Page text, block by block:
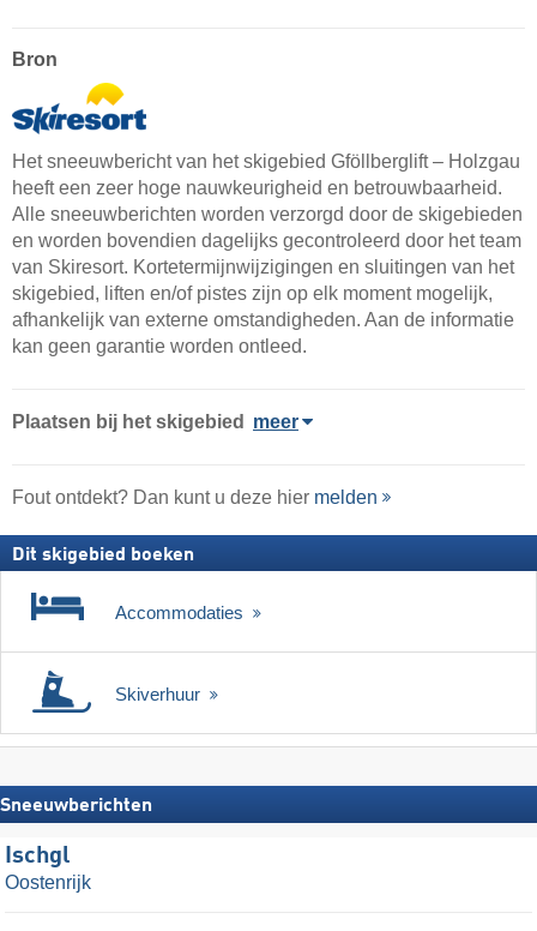
Bron
Het sneeuwbericht van het skigebied Gföllberglift – Holzgau
heeft een zeer hoge nauwkeurigheid en betrouwbaarheid.
Alle sneeuwberichten worden verzorgd door de skigebieden
en worden bovendien dagelijks gecontroleerd door het team
van Skiresort. Kortetermijnwijzigingen en sluitingen van het
skigebied, liften en/of pistes zijn op elk moment mogelijk,
afhankelijk van externe omstandigheden. Aan de informatie
kan geen garantie worden ontleed.
Plaatsen bij het skigebied meer
Fout ontdekt? Dan kunt u deze hier melden
Dit skigebied boeken
Accommodaties
Skiverhuur
Sneeuwberichten
Ischgl
Oostenrijk